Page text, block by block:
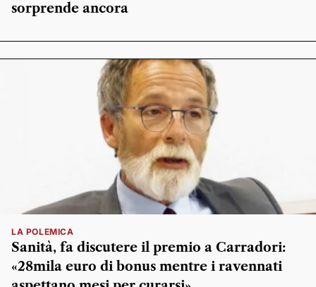
sorprende ancora
LA POLEMICA
Sanità, fa discutere il premio a Carradori:
«28mila euro di bonus mentre i ravennati